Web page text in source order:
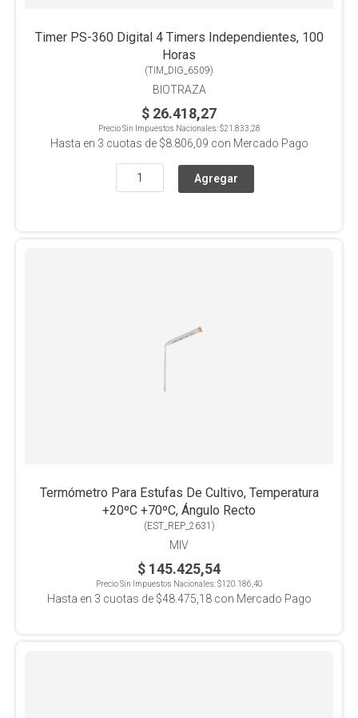
Timer PS-360 Digital 4 Timers Independientes, 100
Horas
(TIM_DIG_6509)
BIOTRAZA
$ 26.418,27
Precio Sin Impuestos Nacionales:$21.833,28
Hasta en 3 cuotas de $8.806,09 con Mercado Pago
Termómetro Para Estufas De Cultivo, Temperatura
+20ºC +70ºC, Ángulo Recto
(EST_REP_2631 )
MIV
$ 145.425,54
Precio Sin Impuestos Nacionales:$120.186,40
Hasta en 3 cuotas de $48.475,18con Mercado Pago